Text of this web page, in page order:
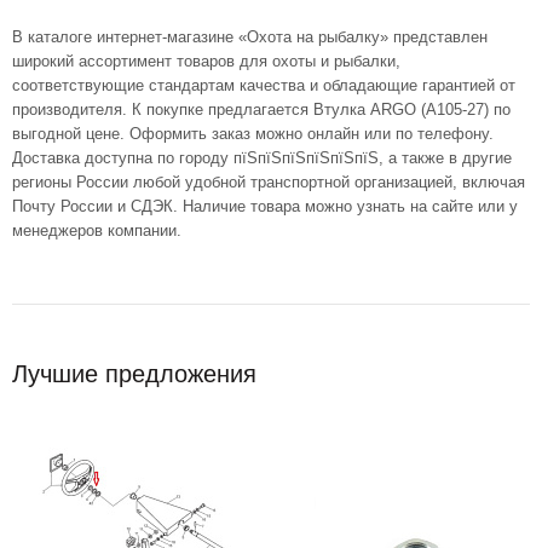
В каталоге интернет-магазине «Охота на рыбалку» представлен
широкий ассортимент товаров для охоты и рыбалки,
соответствующие стандартам качества и обладающие гарантией от
производителя. К покупке предлагается Втулка ARGO (A105-27) по
выгодной цене. Оформить заказ можно онлайн или по телефону.
Доставка доступна по городу пїЅпїЅпїЅпїЅпїЅпїЅ, а также в другие
регионы России любой удобной транспортной организацией, включая
Почту России и СДЭК. Наличие товара можно узнать на сайте или у
менеджеров компании.
Лучшие предложения